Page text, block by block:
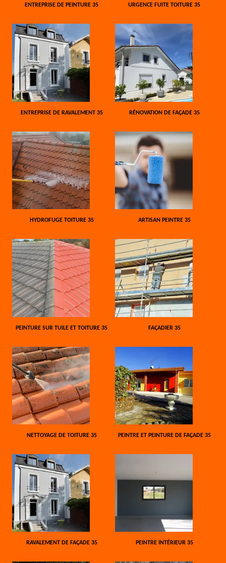
ENTREPRISE DE PEINTURE 35 URGENCE FUITE TOITURE 35
ENTREPRISE DE RAVALEMENT 35 RÉNOVATION DE FAÇADE 35
HYDROFUGE TOITURE 35 ARTISAN PEINTRE 35
PEINTURE SUR TUILE ET TOITURE 35 FAÇADIER 35
NETTOYAGE DE TOITURE 35 PEINTRE ET PEINTURE DE FAÇADE 35
RAVALEMENT DE FAÇADE 35 PEINTRE INTÉRIEUR 35